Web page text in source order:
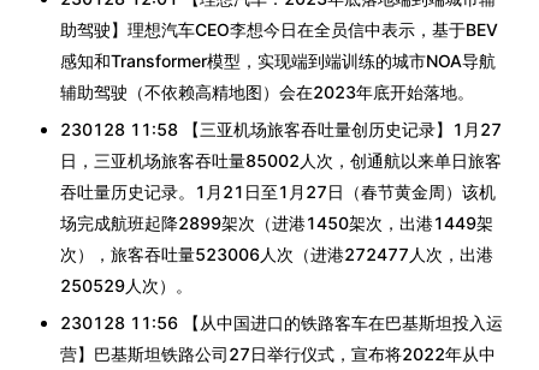
助驾驶】理想汽车CEO李想今日在全员信中表示，基于BEV
感知和Transformer模型，实现端到端训练的城市NOA导航
辅助驾驶（不依赖高精地图）会在2023年底开始落地。
230128 11:58 【三亚机场旅客吞吐量创历史记录】1月27
日，三亚机场旅客吞吐量85002人次，创通航以来单日旅客
吞吐量历史记录。1月21日至1月27日（春节黄金周）该机
场完成航班起降2899架次（进港1450架次，出港1449架
次），旅客吞吐量523006人次（进港272477人次，出港
250529人次）。
230128 11:56 【从中国进口的铁路客车在巴基斯坦投入运
营】巴基斯坦铁路公司27日举行仪式，宣布将2022年从中